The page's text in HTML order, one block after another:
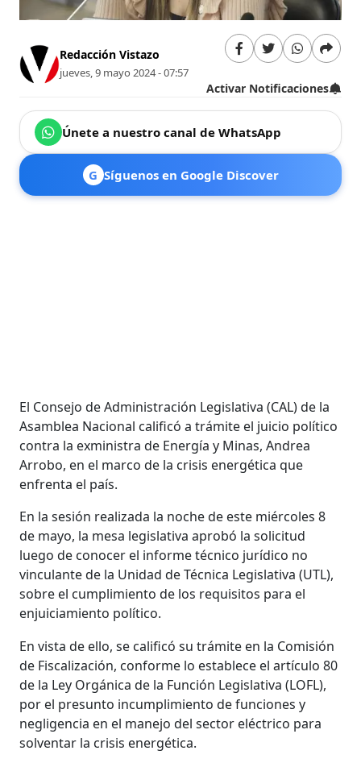
Redacción Vistazo
jueves, 9 mayo 2024 - 07:57
Activar Notificaciones
Únete a nuestro canal de WhatsApp
G Síguenos en Google Discover
El Consejo de Administración Legislativa (CAL) de la
Asamblea Nacional calificó a trámite el juicio político
contra la exministra de Energía y Minas, Andrea
Arrobo, en el marco de la crisis energética que
enfrenta el país.
En la sesión realizada la noche de este miércoles 8
de mayo, la mesa legislativa aprobó la solicitud
luego de conocer el informe técnico jurídico no
vinculante de la Unidad de Técnica Legislativa (UTL),
sobre el cumplimiento de los requisitos para el
enjuiciamiento político.
En vista de ello, se calificó su trámite en la Comisión
de Fiscalización, conforme lo establece el artículo 80
de la Ley Orgánica de la Función Legislativa (LOFL),
por el presunto incumplimiento de funciones y
negligencia en el manejo del sector eléctrico para
solventar la crisis energética.